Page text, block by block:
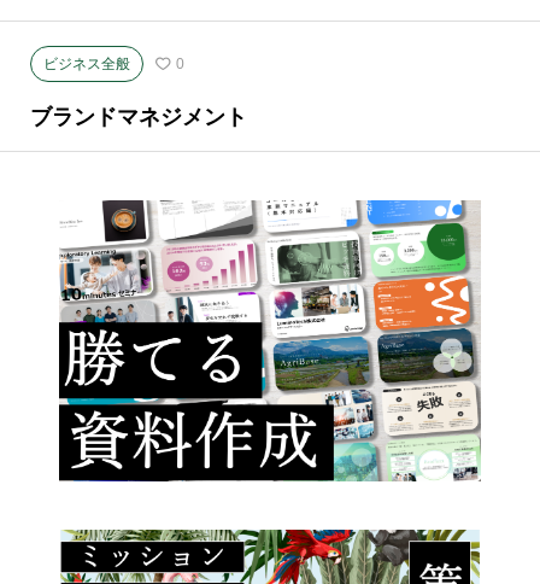
ビジネス全般 0
ブランドマネジメント